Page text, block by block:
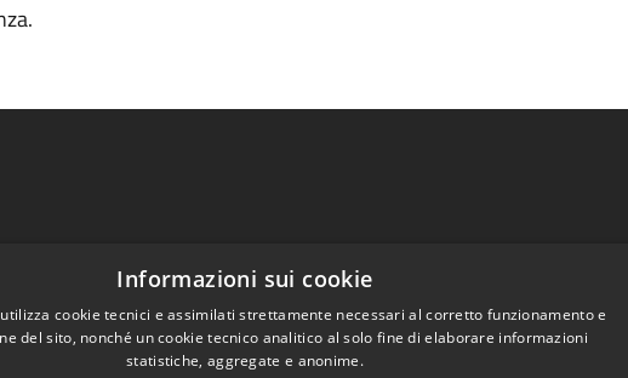
Informativa privacy
di feedback Contatti
Informazioni sui cookie
cookie tecnici e assimilati strettamente necessari al corretto funzionamento e
del sito, nonché un cookie tecnico analitico al solo fine di elaborare informazioni
statistiche, aggregate e anonime.